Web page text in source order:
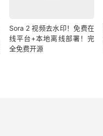
Sora 2 视频去水印！免费在
线平台+本地离线部署！完
全免费开源